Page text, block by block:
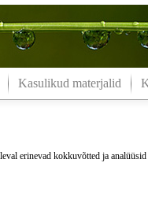
Kasulikud materjalid
erinevad kokkuvõtted ja